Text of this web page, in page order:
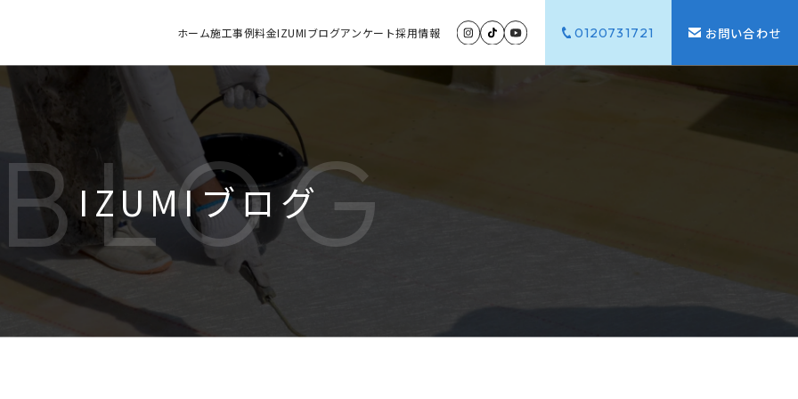
ホーム施工事例料金IZUMIブログアンケート採用情報 0120731721 お問い合わせ
IZUMIブログ